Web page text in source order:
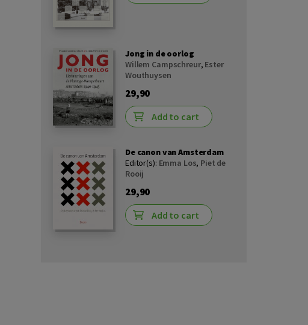
Jong in de oorlog
Willem Campschreur, Ester
Wouthuysen
29,90
Add to cart
De canon van Amsterdam
Editor(s): Emma Los, Piet de
Rooij
29,90
Add to cart